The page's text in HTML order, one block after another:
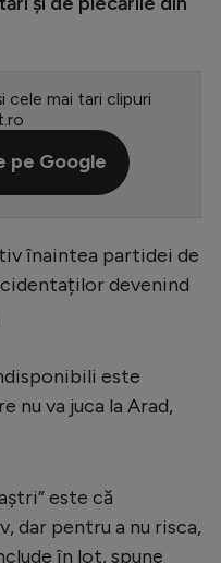
cele mai tari clipuri
pe Google
înaintea partidei de
devenind
este
nu va juca la Arad,
este că
dar pentru a nu risca,
în lot, spune